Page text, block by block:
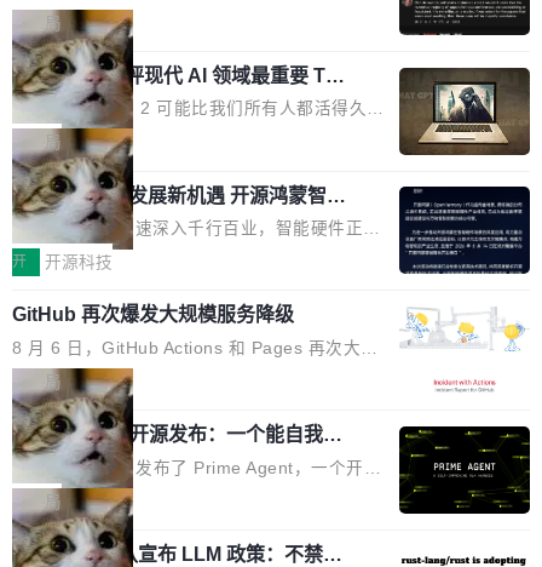
600PG5 AI TOP具备强悍输出功率，同时实现
机身尺寸大幅精简。整机长度仅16厘米，属于同
功率段机身尺寸十分紧凑的1600W电源产品。小
巧机身有效提升市面主流标准A...
25年的8463亿美元扩张至2026年的8763亿美
元。数字的背后是一个清晰的事实——品牌对专
业化营销服务的需求从未如此迫切。 但市场扩容
的同时,服务商的竞争逻辑正在改变。2026年Top
Agency年度合辑的观察指出,“产品”这个离消费
者最近的载体,在整个品牌营销层面的权重显著变
高了。全域营销服务商的竞争正在从规模转向深
度,案例厚度、全域覆盖、多线协同...
且他们认为 ICLR/ICML/NeurIPS 充斥着大量过
度宣传和欺诈。」 OpenAI 研究员 Keller Jorda
n 这条推文引发了广泛讨论。他不是在说风凉
话，他是说出了一个圈内人尽皆知但很少公开捅
破的事实。 Jordan 随后补充了一句软化声明：
「我不认为这些会议上大部分论文都在过度宣传
或造假。问题是，作为读者，如果你筛选出那些
看起来最令人兴奋的论文，那它们大部分都是过
度宣传的。」 这才是真正的痛点。不是所有论文
都有问题，是最吸引眼球的那批论文最有问题。
他引用的帖子来自 Mathew Shen，一位 ICLR 2
026 的读者：「看了篇 ...
局
xAI 前工程师评现代 AI 领域最重要 Top
3 开源项目
Flash Attention 2 可能比我们所有人都活得久。
这句话不是来自某个技术博客，而是出自 Hieu
Pham 的一条推文。Hieu Pham 是谁？他是 xAI
的早期工程师之一，在 Grok 训练基础设施团队
工作过。近日他在 X 上发了一条帖子，列出了他
认为现代 AI 领域最重要的三个开源项目。 第一
理由很具体。FA 系列不需要解释，但 FA2 是他
认为最重要的一个——复杂度恰到好处，刚好能
驱动你去学 CuTe，但还没被那些"邪恶的" Hopp
er++ 优化所淹没，足够容易修改和适配。 更关
键的是 FA2 的持久性...
局
共商智能硬件发展新机遇 开源鸿蒙智能
硬件开发者日杭州站即将举行
随着万物智联加速深入千行百业，智能硬件正从
单点设备迈向智能化、网联化、协同化发展。作
鸿蒙通过统一技术底座和分布式能力，为不同类
型智能设备的开发、连接与互联提供关键支撑，
也为产业链企业探索产品创新与商业增长打开新
的空间。 8月14日，开源鸿蒙智能硬件开发者日
（OHDD：OpenHarmony Hardware Develope
r Day）将在杭州启航。活动面向智能硬件产业
链企业和开发者，邀请行业专家与资深技术顾
问，围绕开源鸿蒙技术能力、设备适配、芯片适
配、功耗与稳定性调优、兼容性测评及统一互联
开 开源科技
GitHub 再次爆发大规模服务降级
8 月 6 日，GitHub Actions 和 Pages 再次大规
模服务降级，Actions 完全不可用超过 5 小时，
webhook 停发，连自托管 runner 也因调度层故
障无法工作。Pages、Copilot code review、C
opilot coding agent 全部受影响。从检测到完全
恢复，大约 12 小时。 这是 2026 年 8 月的第六
起事故，其中四起与 AI/Copilot 服务相关。 Git
Hub 员工 kdaigle 在 HN 讨论中贴出了一组数
局
Prime Agent 开源发布：一个能自我改
进的编程 Agent，ARC-AGI 3 超越人类
专家基线
Prime Intellect 发布了 Prime Agent，一个开源
的编程 Agent Harness，核心设计围绕两个抽
象：Recursive Language Model（RLM）和 C
ontinual Harness。在 ARC-AGI 3 基准测试
局
Rust 项目团队宣布 LLM 政策：不禁